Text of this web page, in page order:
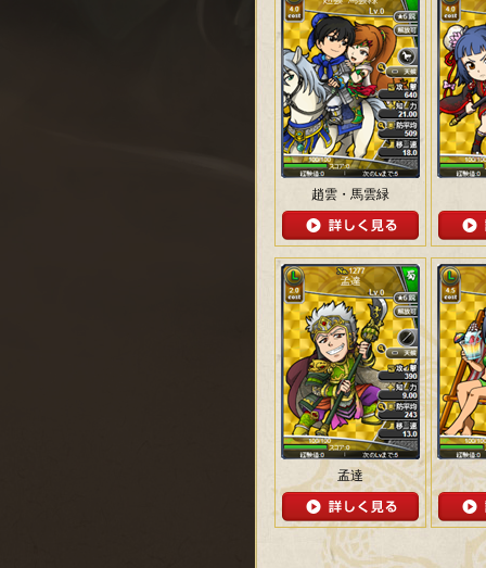
趙雲・馬雲緑
孟達